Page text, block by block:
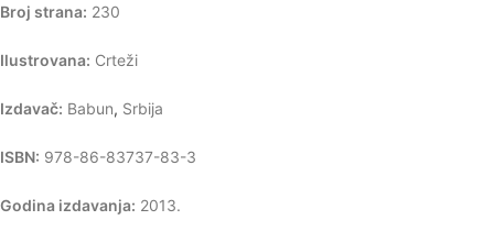
Broj strana: 230
Ilustrovana: Crteži
Izdavač: Babun, Srbija
ISBN: 978-86-83737-83-3
Godina izdavanja: 2013.